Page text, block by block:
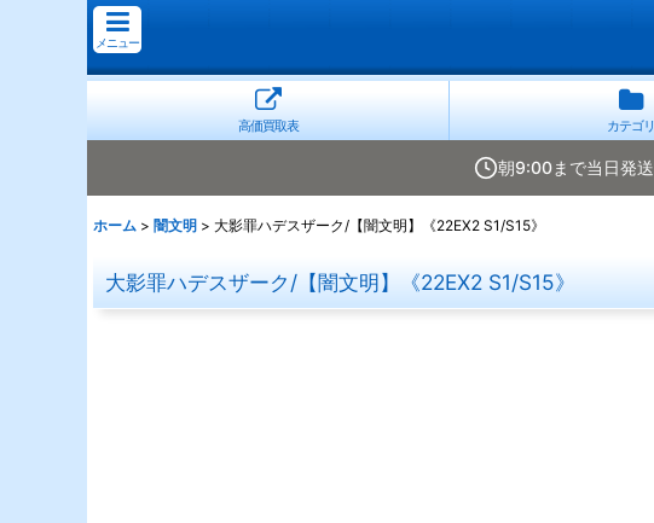
メニュー
高価買取表 カテゴリ
朝9:00まで当日発送
ホーム > 闇文明 > 大影罪ハデスザーク/【闇文明】《22EX2 S1/S15》
大影罪ハデスザーク/【闇文明】《22EX2 S1/S15》